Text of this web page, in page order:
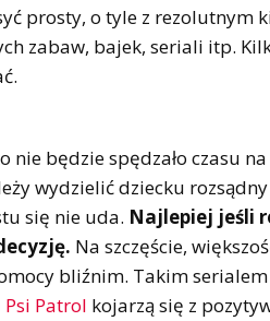
prosty, o tyle z rezolutnym
zabaw, bajek, seriali itp.
będzie spędzało czasu
wydzielić dziecku
się nie uda. Najlepiej jeśli
Na szczęście,
bliźnim. Takim
Patrol kojarzą się z